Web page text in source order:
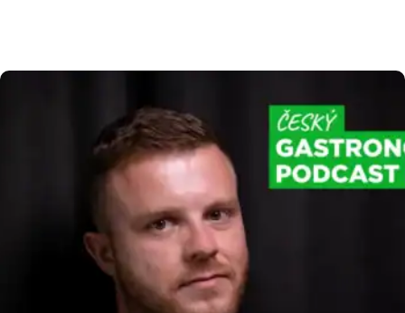
pokladnách. Přečtěte si kompletní přehled. Nová
asistentka Doty mění vzhled a nově funguje
v online adminu (vzdálené správě) i na mobilních